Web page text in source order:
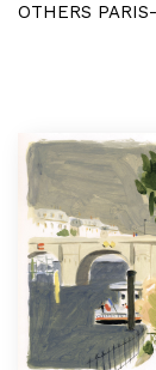
OTHERS